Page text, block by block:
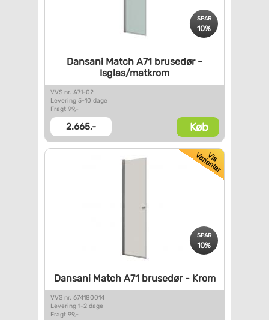
SPAR
10%
Dansani Match A71 brusedør -
Isglas/matkrom
VVS nr. A71-02
Levering 5-10 dage
Fragt 99,-
2.665,- Køb
SPAR
10%
Dansani Match A71 brusedør -Krom
VVS nr. 674180014
Levering 1-2 dage
Fragt 99,-